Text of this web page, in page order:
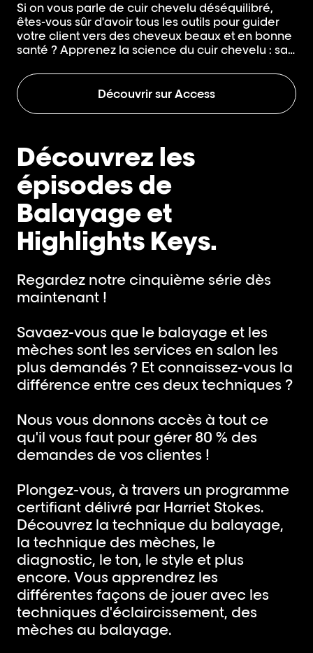
Si on vous parle de cuir chevelu déséquilibré,
êtes-vous sûr d'avoir tous les outils pour guider
votre client vers des cheveux beaux et en bonne
santé ? Apprenez la science du cuir chevelu : sa
viennent tous les déséquilibres, et comment les
résoudre.
Découvrir sur Access
Découvrez les
épisodes de
Balayage et
Highlights Keys.
Regardez notre cinquième série dès
maintenant !
Savaez-vous que le balayage et les
mèches sont les services en salon les
plus demandés ? Et connaissez-vous la
différence entre ces deux techniques ?
Nous vous donnons accès à tout ce
qu'il vous faut pour gérer 80 % des
demandes de vos clientes !
Plongez-vous, à travers un programme
certifiant délivré par Harriet Stokes.
Découvrez la technique du balayage,
la technique des mèches, le
diagnostic, le ton, le style et plus
encore. Vous apprendrez les
différentes façons de jouer avec les
techniques d'éclaircissement, des
mèches au balayage.